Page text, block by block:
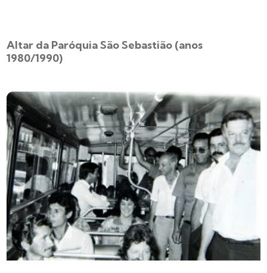
Altar da Paróquia São Sebastião (anos
1980/1990)